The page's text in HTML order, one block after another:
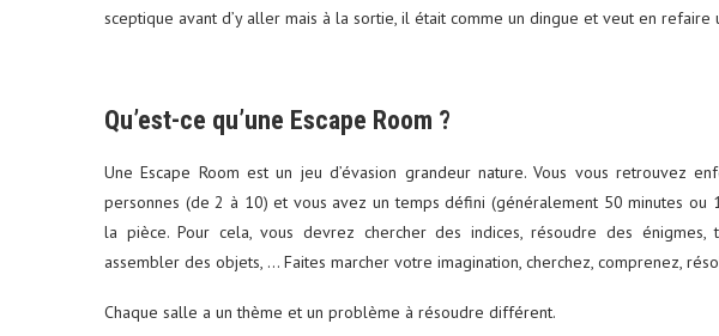
sceptique avant d’y aller mais à la sortie, il était comme un dingue et veut en
Qu’est-ce qu’une Escape Room ?
Une Escape Room est un jeu d’évasion grandeur nature. Vous vous retrouvez
personnes (de 2 à 10) et vous avez un temps défini (généralement 50 minutes ou
la pièce. Pour cela, vous devrez chercher des indices, résoudre des
assembler des objets, … Faites marcher votre imagination, cherchez, comprenez,
Chaque salle a un thème et un problème à résoudre différent.